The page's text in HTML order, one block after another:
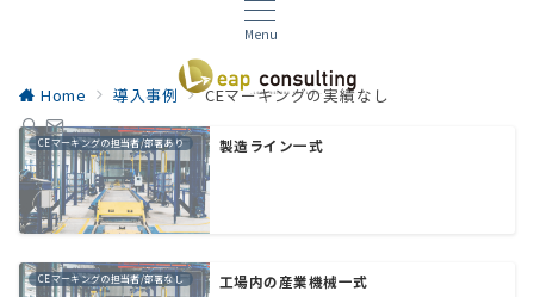
Menu
Home 導入事例 CEマーキングの実績なし
CEマーキングの担当者/部署あり 製造ライン一式
CEマーキングの担当者/部署なし 工場内の産業機械一式